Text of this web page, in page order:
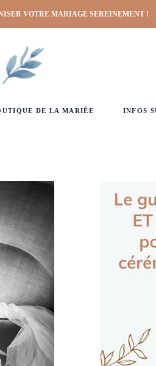
VOTRE MARIAGE SEREINEMENT !
DE LA MARIÉE INFOS